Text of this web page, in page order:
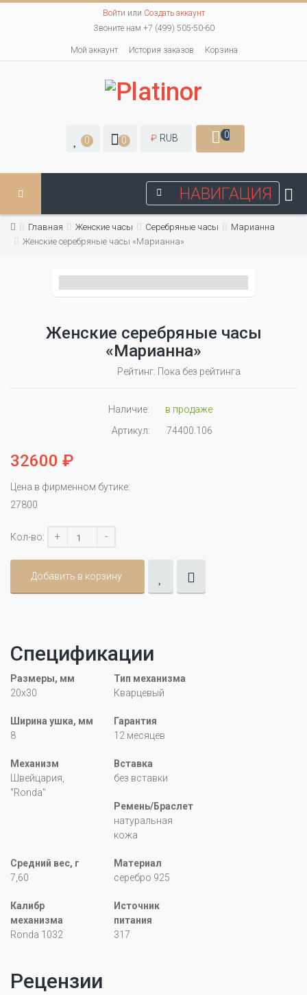
Войти или Создать аккаунт
Звоните нам +7 (499) 505-50-60
Мой аккаунт История заказов Корзина
0 0 ₽ RUB 0
НАВИГАЦИЯ
Главная Женские часы Серебряные часы
Марианна
Женские серебряные часы «Марианна»
Женские серебряные часы
«Марианна»
Рейтинг: Пока без рейтинга
Наличие:
в продаже
Артикул:
74400.106
32600 ₽
Цена в фирменном бутике:
27800
Кол-во: + -
Добавить в корзину
Спецификации
Размеры, мм
20х30
Тип механизма
Кварцевый
Ширина ушка, мм
8
Гарантия
12 месяцев
Механизм
Швейцария,
"Ronda"
Вставка
без вставки
Ремень/Браслет
натуральная
кожа
Средний вес, г
7,60
Материал
серебро 925
Калибр
механизма
Ronda 1032
Источник
питания
317
Рецензии